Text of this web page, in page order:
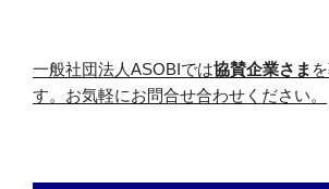
一般社団法人ASOBIでは協賛企業さま
す。お気軽にお問合せ合わせください。